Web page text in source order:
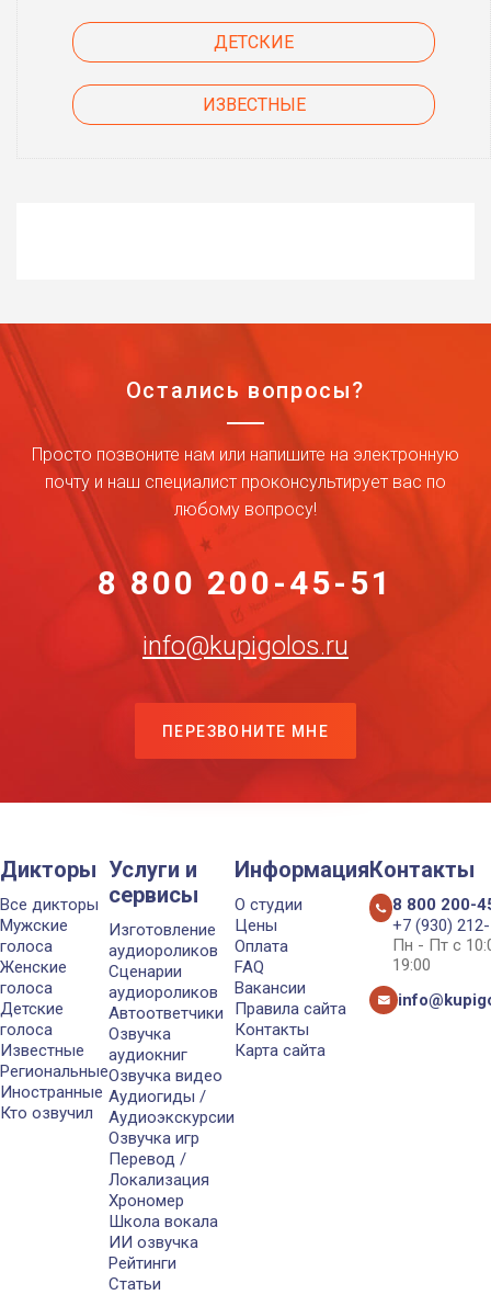
ДЕТСКИЕ
ИЗВЕСТНЫЕ
Остались вопросы?
Просто позвоните нам или напишите на электронную
почту и наш специалист проконсультирует вас по
любому вопросу!
8 800 200-45-51
info@kupigolos.ru
ПЕРЕЗВОНИТЕ МНЕ
Дикторы
Все дикторы
Мужские
голоса
Женские
голоса
Детские
голоса
Известные
Региональные
Иностранные
Кто озвучил
Услуги и
сервисы
Изготовление
аудиороликов
Сценарии
аудиороликов
Автоответчики
Озвучка
аудиокниг
Озвучка видео
Аудиогиды /
Аудиоэкскурсии
Озвучка игр
Перевод /
Локализация
Хрономер
Школа вокала
ИИ озвучка
Рейтинги
Статьи
Информация
О студии
Цены
Оплата
FAQ
Вакансии
Правила сайта
Контакты
Карта сайта
Контакты
8 800 200-
+7 (930)
Пн - Пт с
19:00